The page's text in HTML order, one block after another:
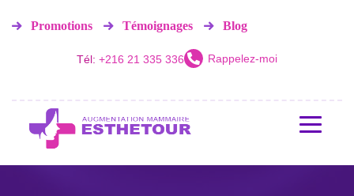
Promotions Témoignages Blog
Tél: +216 21 335 336 Rappelez-moi